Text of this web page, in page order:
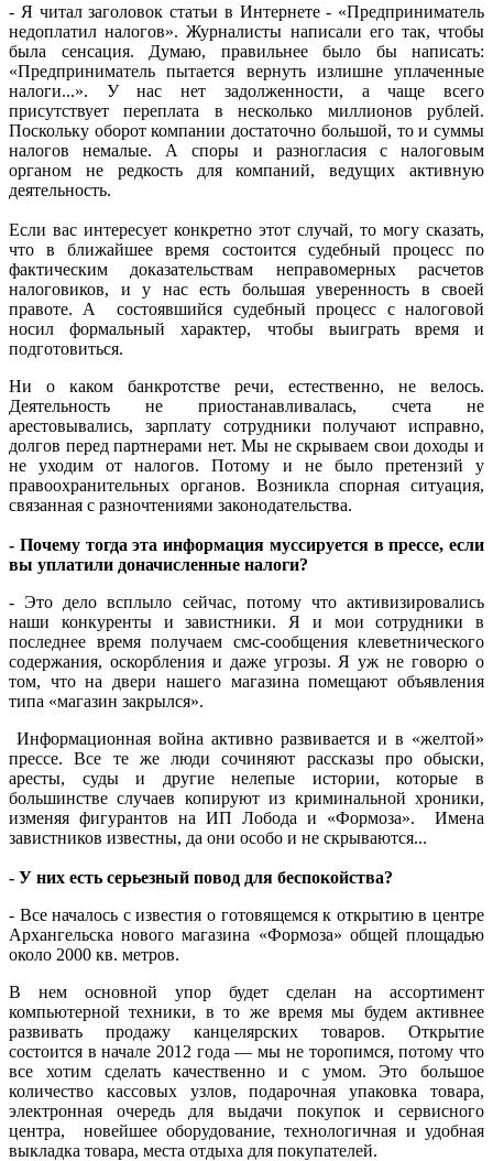
- Я читал заголовок статьи в Интернете - «Предприниматель
недоплатил налогов». Журналисты написали его так, чтобы
была сенсация. Думаю, правильнее было бы написать:
«Предприниматель пытается вернуть излишне уплаченные
налоги...». У нас нет задолженности, а чаще всего
присутствует переплата в несколько миллионов рублей.
Поскольку оборот компании достаточно большой, то и суммы
налогов немалые. А споры и разногласия с налоговым
органом не редкость для компаний, ведущих активную
деятельность.
Если вас интересует конкретно этот случай, то могу сказать,
что в ближайшее время состоится судебный процесс по
фактическим доказательствам неправомерных расчетов
налоговиков, и у нас есть большая уверенность в своей
правоте. А состоявшийся судебный процесс с налоговой
носил формальный характер, чтобы выиграть время и
подготовиться.
Ни о каком банкротстве речи, естественно, не велось.
Деятельность не приостанавливалась, счета не
арестовывались, зарплату сотрудники получают исправно,
долгов перед партнерами нет. Мы не скрываем свои доходы и
не уходим от налогов. Потому и не было претензий у
правоохранительных органов. Возникла спорная ситуация,
связанная с разночтениями законодательства.
- Почему тогда эта информация муссируется в прессе, если
вы уплатили доначисленные налоги?
- Это дело всплыло сейчас, потому что активизировались
наши конкуренты и завистники. Я и мои сотрудники в
последнее время получаем смс-сообщения клеветнического
содержания, оскорбления и даже угрозы. Я уж не говорю о
том, что на двери нашего магазина помещают объявления
типа «магазин закрылся».
Информационная война активно развивается и в «желтой»
прессе. Все те же люди сочиняют рассказы про обыски,
аресты, суды и другие нелепые истории, которые в
большинстве случаев копируют из криминальной хроники,
изменяя фигурантов на ИП Лобода и «Формоза». Имена
завистников известны, да они особо и не скрываются...
- У них есть серьезный повод для беспокойства?
- Все началось с известия о готовящемся к открытию в центре
Архангельска нового магазина «Формоза» общей площадью
около 2000 кв. метров.
В нем основной упор будет сделан на ассортимент
компьютерной техники, в то же время мы будем активнее
развивать продажу канцелярских товаров. Открытие
состоится в начале 2012 года — мы не торопимся, потому что
все хотим сделать качественно и с умом. Это большое
количество кассовых узлов, подарочная упаковка товара,
электронная очередь для выдачи покупок и сервисного
центра, новейшее оборудование, технологичная и удобная
выкладка товара, места отдыха для покупателей.